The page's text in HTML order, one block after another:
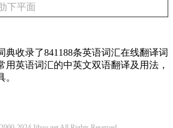
肋下平面
典收录了841188条英语词汇在线翻译词
用英语词汇的中英文双语翻译及用法，